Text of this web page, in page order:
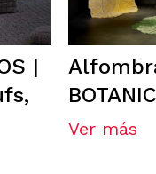
|
Ver más